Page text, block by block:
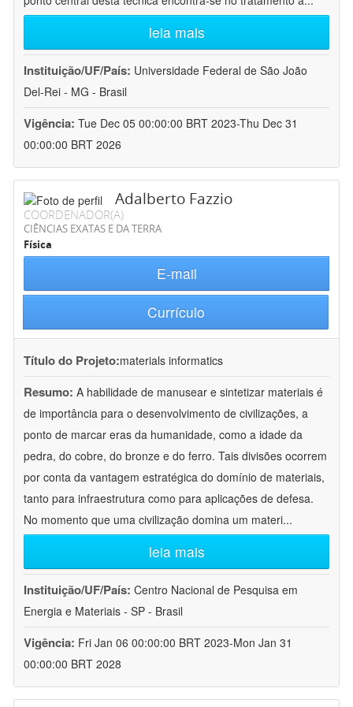
leia mais
Instituição/UF/País: Universidade Federal de São João
Del-Rei - MG - Brasil
Vigência: Tue Dec 05 00:00:00 BRT 2023-Thu Dec 31
00:00:00 BRT 2026
Adalberto Fazzio
COORDENADOR(A)
CIÊNCIAS EXATAS E DA TERRA
Física
E-mail
Currículo
Título do Projeto:materials informatics
Resumo: A habilidade de manusear e sintetizar materiais é
de importância para o desenvolvimento de civilizações, a
ponto de marcar eras da humanidade, como a idade da
pedra, do cobre, do bronze e do ferro. Tais divisões ocorrem
por conta da vantagem estratégica do domínio de materiais,
tanto para infraestrutura como para aplicações de defesa.
No momento que uma civilização domina um materi...
leia mais
Instituição/UF/País: Centro Nacional de Pesquisa em
Energia e Materiais - SP - Brasil
Vigência: Fri Jan 06 00:00:00 BRT 2023-Mon Jan 31
00:00:00 BRT 2028